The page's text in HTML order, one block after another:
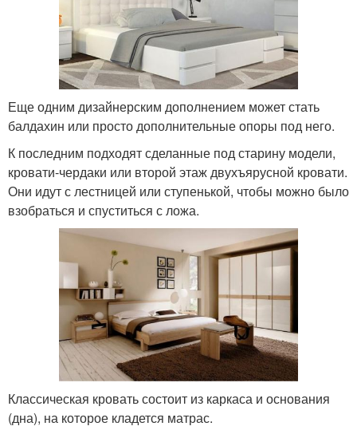
Еще одним дизайнерским дополнением может стать
балдахин или просто дополнительные опоры под него.
К последним подходят сделанные под старину модели,
кровати-чердаки или второй этаж двухъярусной кровати.
Они идут с лестницей или ступенькой, чтобы можно было
взобраться и спуститься с ложа.
Классическая кровать состоит из каркаса и основания
(дна), на которое кладется матрас.